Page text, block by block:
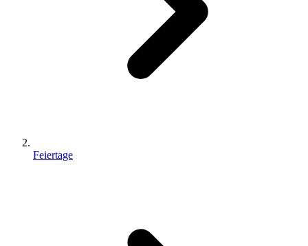
Feiertage